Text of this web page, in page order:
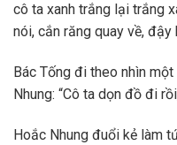
cô ta xanh trắng lại trắng
nói, cắn răng quay về,
Bác Tống đi theo nhìn
Nhung: “Cô ta dọn đồ đi
Hoắc Nhung đuổi kẻ làm